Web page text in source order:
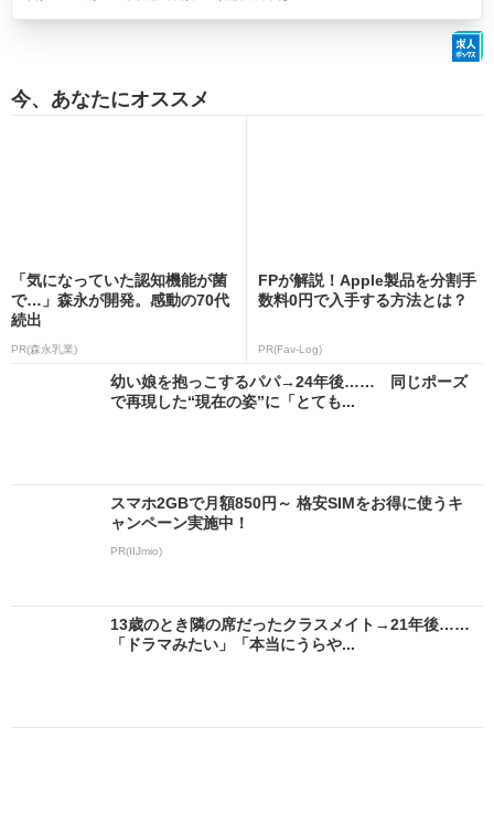
今、あなたにオススメ
「気になっていた認知機能が菌
で…」森永が開発。感動の70代
続出
PR(森永乳業)
FPが解説！Apple製品を分割手
数料0円で入手する方法とは？
PR(Fav-Log)
幼い娘を抱っこするパパ→24年後…… 同じポーズ
で再現した“現在の姿”に「とても...
スマホ2GBで月額850円～ 格安SIMをお得に使うキ
ャンペーン実施中！
PR(IIJmio)
13歳のとき隣の席だったクラスメイト→21年後……
「ドラマみたい」「本当にうらや...